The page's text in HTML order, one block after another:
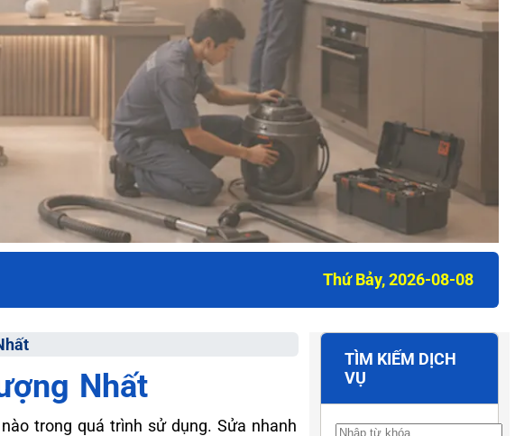
Thứ Bảy, 2026-08-08
Nhất
trong quá trình sử dụng. Sửa nhanh
TÌM KIẾM DỊCH
VỤ